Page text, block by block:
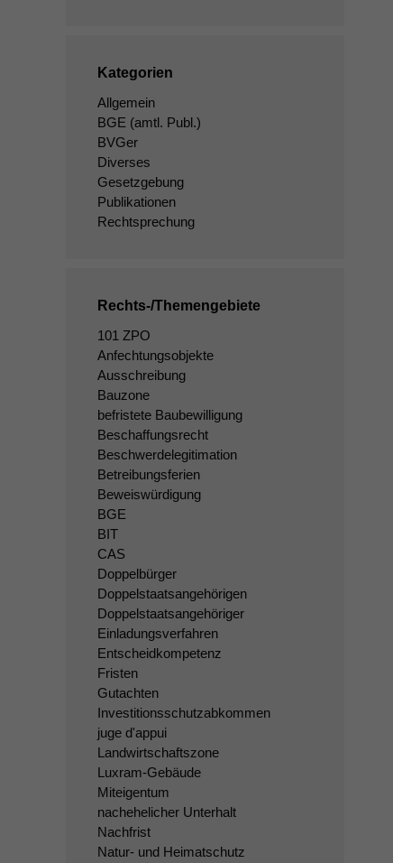
Kategorien
Allgemein
BGE (amtl. Publ.)
BVGer
Diverses
Gesetzgebung
Publikationen
Rechtsprechung
Rechts-/Themengebiete
101 ZPO
Anfechtungsobjekte
Ausschreibung
Bauzone
befristete Baubewilligung
Beschaffungsrecht
Beschwerdelegitimation
Betreibungsferien
Beweiswürdigung
BGE
BIT
CAS
Doppelbürger
Doppelstaatsangehörigen
Doppelstaatsangehöriger
Einladungsverfahren
Entscheidkompetenz
Fristen
Gutachten
Investitionsschutzabkommen
juge d'appui
Landwirtschaftszone
Luxram-Gebäude
Miteigentum
nachehelicher Unterhalt
Nachfrist
Natur- und Heimatschutz